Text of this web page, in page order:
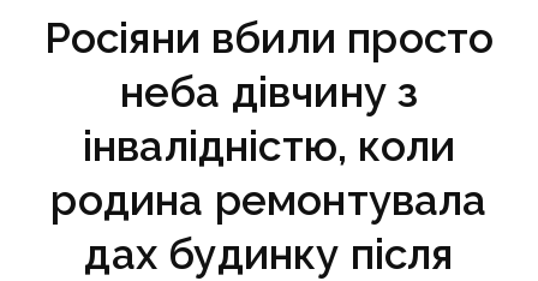
Росіяни вбили просто
неба дівчину з
інвалідністю, коли
родина ремонтувала
дах будинку після